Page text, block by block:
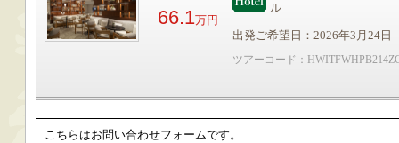
66.1万円
ル
出発ご希望日：2026年3月24日
ツアーコード：
こちらはお問い合わせフォームです。